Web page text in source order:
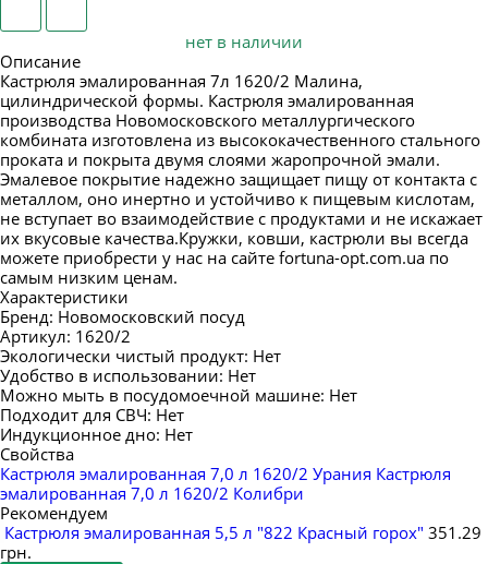
нет в наличии
Описание
Кастрюля эмалированная 7л 1620/2 Малина,
цилиндрической формы. Кастрюля эмалированная
производства Новомосковского металлургического
комбината изготовлена из высококачественного стального
проката и покрыта двумя слоями жаропрочной эмали.
Эмалевое покрытие надежно защищает пищу от контакта с
металлом, оно инертно и устойчиво к пищевым кислотам,
не вступает во взаимодействие с продуктами и не искажает
их вкусовые качества.Кружки, ковши, кастрюли вы всегда
можете приобрести у нас на сайте fortuna-opt.com.ua по
самым низким ценам.
Характеристики
Бренд: Новомосковский посуд
Артикул: 1620/2
Экологически чистый продукт: Нет
Удобство в использовании: Нет
Можно мыть в посудомоечной машине: Нет
Подходит для СВЧ: Нет
Индукционное дно: Нет
Свойства
Кастрюля эмалированная 7,0 л 1620/2 Урания Кастрюля
эмалированная 7,0 л 1620/2 Колибри
Рекомендуем
Кастрюля эмалированная 5,5 л "822 Красный горох" 351.29
грн.
ПОСТУПЛЕНИЕ 7 ДЕКАБРЯ
ПОСТУПЛЕНИЕ НОВИНОК НОЯБРЬ
ПОСТУПЛЕНИЕ 17 НОЯБРЯ
ПОСТУПЛЕНИЕ 9 НОЯБРЯ
ПОСТУПЛЕНИЕ 26 ОКТЯБРЯ
ПОСТУПЛЕНИЕ 23 ОКТЯБРЯ
ПОСТУПЛЕНИЕ 12 ОКТЯБРЯ
ПОСТУПЛЕНИЕ 5 ОКТЯБРЯ
ПОСТУПЛЕНИЕ НОВИНОК СЕНТЯБРЬ
ПОСТУПЛЕНИЕ 21 СЕНТЯБРЯ
ПОСТУПЛЕНИЕ 20 СЕНТЯБРЯ
ПОСТУПЛЕНИЕ 9 СЕНТЯБРЯ
ПОСТУПЛЕНИЕ 11 АВГУСТА